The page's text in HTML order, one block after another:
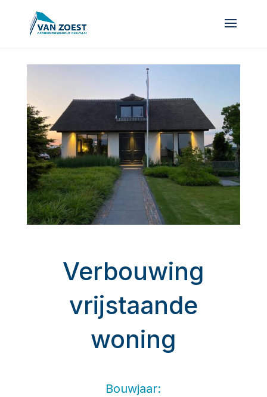
Verbouwing
vrijstaande
woning
Bouwjaar: